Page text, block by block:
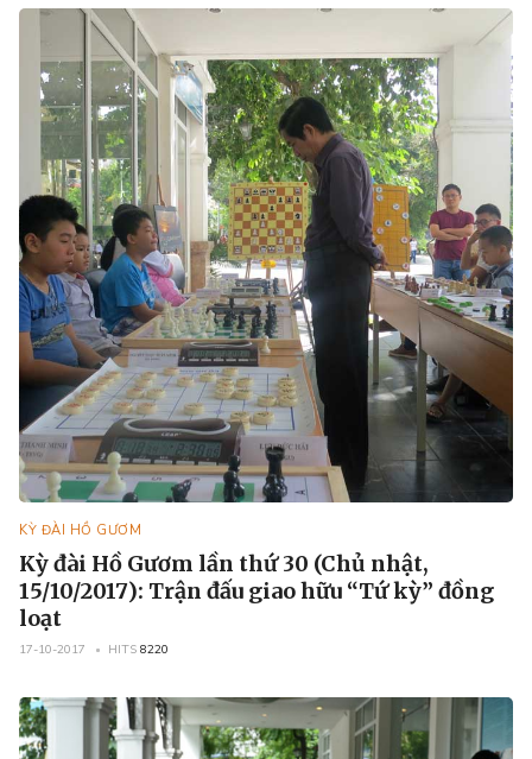
KỲ ĐÀI HỒ GƯƠM
Kỳ đài Hồ Gươm lần thứ 30 (Chủ nhật,
15/10/2017): Trận đấu giao hữu “Tứ kỳ” đồng
loạt
17-10-2017 HITS 8220